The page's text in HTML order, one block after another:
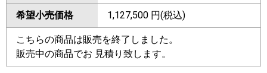
希望小売価格 1,127,500 円(税込)
こちらの商品は販売を終了しました。
販売中の商品でお 見積り致します。